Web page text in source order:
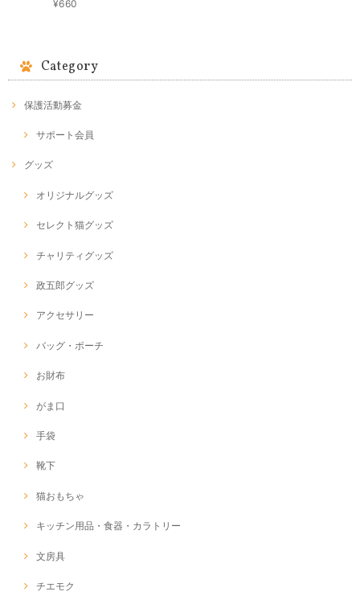
¥660
Category
保護活動募金
サポート会員
グッズ
オリジナルグッズ
セレクト猫グッズ
チャリティグッズ
政五郎グッズ
アクセサリー
バッグ・ポーチ
お財布
がま口
手袋
靴下
猫おもちゃ
キッチン用品・食器・カラトリー
文房具
チエモク